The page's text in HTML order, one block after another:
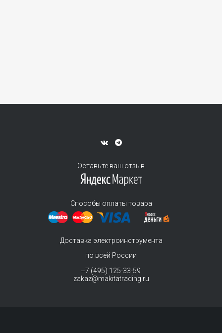
Оставьте ваш отзыв
Способы оплаты товара
Доставка электроинструмента
по всей России
+7 (495) 125-33-59
zakaz@makitatrading.ru